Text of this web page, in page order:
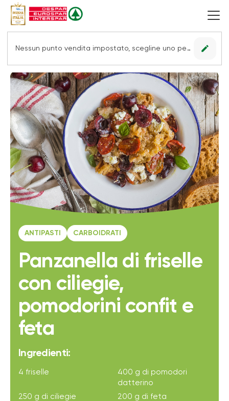
Nessun punto vendita impostato, scegline uno per vedere le offerte. edit
ANTIPASTI CARBOIDRATI
Panzanella di friselle
con ciliegie,
pomodorini confit e
feta
Ingredienti:
4 friselle
400 g di pomodori
datterino
250 g di ciliegie
200 g di feta